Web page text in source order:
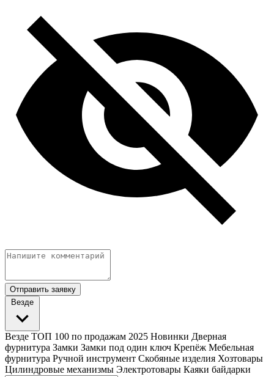
Отправить заявку
Везде
Везде ТОП 100 по продажам 2025 Новинки Дверная
фурнитура Замки Замки под один ключ Крепёж Мебельная
фурнитура Ручной инструмент Скобяные изделия Хозтовары
Цилиндровые механизмы Электротовары Каяки байдарки